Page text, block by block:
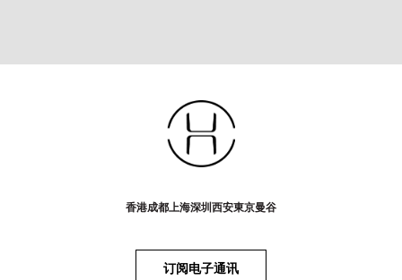
香港成都上海深圳西安東京曼谷
订阅电子通讯